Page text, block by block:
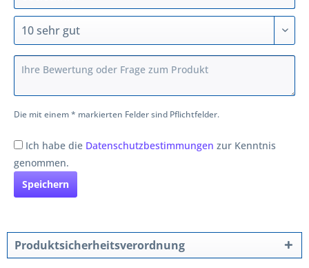
Die mit einem * markierten Felder sind Pflichtfelder.
Ich habe die Datenschutzbestimmungen zur Kenntnis
genommen.
Speichern
Produktsicherheitsverordnung